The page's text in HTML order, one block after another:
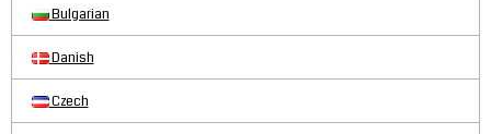
Bulgarian
Danish
Czech